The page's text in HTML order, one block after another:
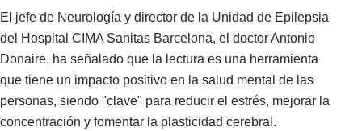
El jefe de Neurología y director de la Unidad de Epilepsia
del Hospital CIMA Sanitas Barcelona, el doctor Antonio
Donaire, ha señalado que la lectura es una herramienta
que tiene un impacto positivo en la salud mental de las
personas, siendo "clave" para reducir el estrés, mejorar la
concentración y fomentar la plasticidad cerebral.